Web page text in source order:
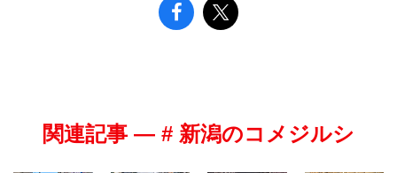
関連記事 — # 新潟のコメジルシ